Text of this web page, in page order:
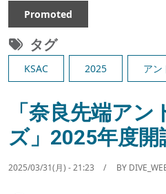
Promoted
タグ
KSAC 2025 アン
「奈良先端ア
ズ」2025年度
2025/03/31(月) - 21:23 BY